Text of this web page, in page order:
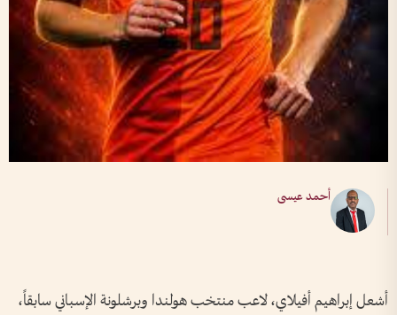
أحمد عيسى
أشعل إبراهيم أفيلاي، لاعب منتخب هولندا وبرشلونة الإسباني سابقاً،